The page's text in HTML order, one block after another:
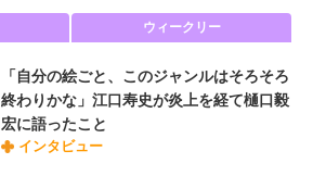
ウィークリー
「自分の絵ごと、このジャンルはそろそろ
終わりかな」江口寿史が炎上を経て樋口毅
宏に語ったこと
インタビュー